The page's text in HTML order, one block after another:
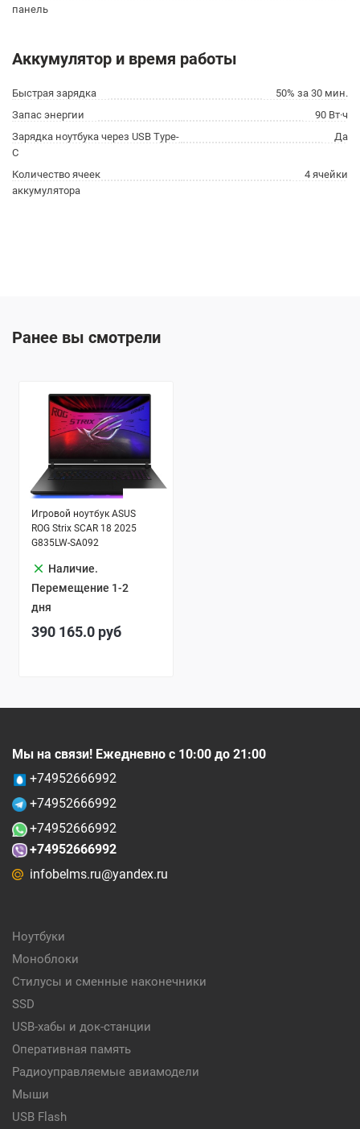
панель
Аккумулятор и время работы
Быстрая зарядка
50% за 30 мин.
Запас энергии
90 Вт·ч
Зарядка ноутбука через USB Type-
C
Да
Количество ячеек
аккумулятора
4 ячейки
Ранее вы смотрели
Игровой ноутбук ASUS
ROG Strix SCAR 18 2025
G835LW-SA092
clear Наличие.
Перемещение 1-2
дня
390 165.0 руб
Мы на связи! Ежедневно с 10:00 до 21:00
+74952666992
+74952666992
+74952666992
+74952666992
infobelms.ru@yandex.ru
Ноутбуки
Моноблоки
Стилусы и сменные наконечники
SSD
USB-хабы и док-станции
Оперативная память
Радиоуправляемые авиамодели
Мыши
USB Flash